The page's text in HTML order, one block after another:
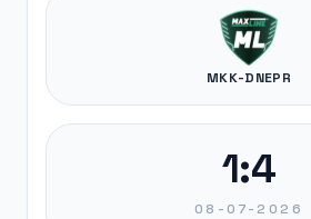
MKK-DNEPR
1:4
08-07-2026